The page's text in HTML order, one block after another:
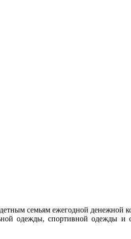
семьям ежегодной денежной
одежды, спортивной одежды